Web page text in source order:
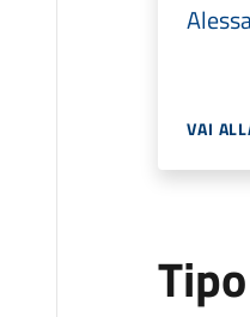
VAI